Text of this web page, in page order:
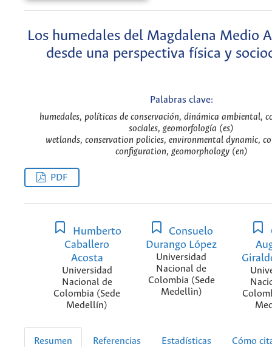
Los humedales del Magdalena Medio
desde una perspectiva física y
Palabras clave:
humedales, políticas de conservación, dinámica ambiental,
sociales, geomorfología (es)
wetlands, conservation policies, environmental dynamic,
configuration, geomorphology (en)
PDF
Humberto
Caballero
Acosta
Universidad
Nacional de
Colombia (Sede
Medellín)
Consuelo
Durango López
Universidad
Nacional de
Colombia (Sede
Medellìn)
Resumen Referencias Estadísticas Cómo